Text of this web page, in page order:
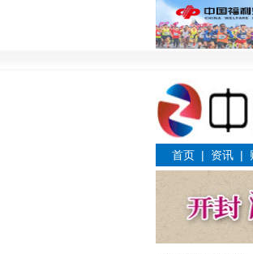
首页 | 资讯 |